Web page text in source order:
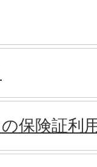
保険証利